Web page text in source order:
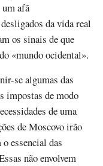
um afã
da vida real
os sinais de que
«mundo ocidental».
se algumas das
impostas de modo
de uma
de Moscovo irão
essencial das
não envolvem